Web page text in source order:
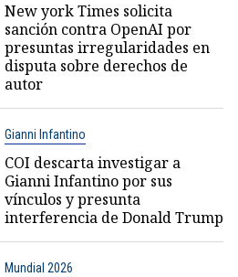
New york Times solicita
sanción contra OpenAI por
presuntas irregularidades en
disputa sobre derechos de
autor
Gianni Infantino
COI descarta investigar a
Gianni Infantino por sus
vínculos y presunta
interferencia de Donald Trump
Mundial 2026